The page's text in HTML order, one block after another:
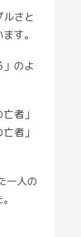
ルさと
す。
のよ
者」
者」
一人の